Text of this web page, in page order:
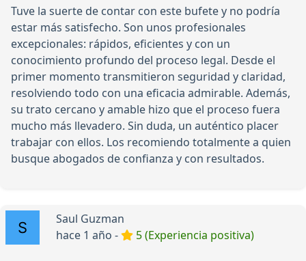
Tuve la suerte de contar con este bufete y no podría
estar más satisfecho. Son unos profesionales
excepcionales: rápidos, eficientes y con un
conocimiento profundo del proceso legal. Desde el
primer momento transmitieron seguridad y claridad,
resolviendo todo con una eficacia admirable. Además,
su trato cercano y amable hizo que el proceso fuera
mucho más llevadero. Sin duda, un auténtico placer
trabajar con ellos. Los recomiendo totalmente a quien
busque abogados de confianza y con resultados.
Saul Guzman
hace 1 año -
5 (Experiencia positiva)